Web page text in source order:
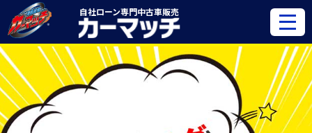
自社ローン専門中古車販売